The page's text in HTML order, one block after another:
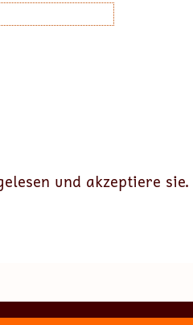
und akzeptiere sie.